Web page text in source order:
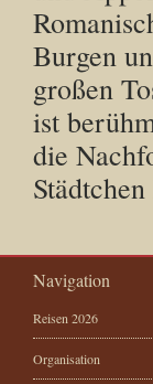
Burgen
großen
ist
die
Navigation
Reisen 2026
Organisation